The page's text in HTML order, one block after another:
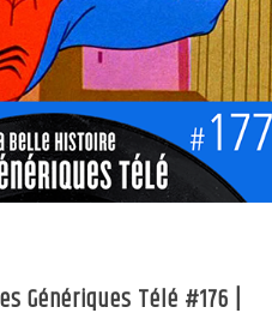
Génériques Télé #176 |